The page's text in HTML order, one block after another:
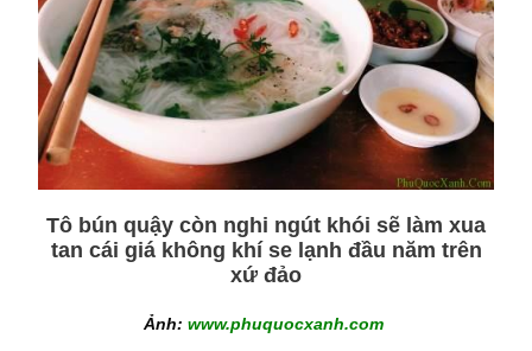
Tô bún quậy còn nghi ngút khói sẽ làm xua
tan cái giá không khí se lạnh đầu năm trên
xứ đảo
Ảnh: www.phuquocxanh.com